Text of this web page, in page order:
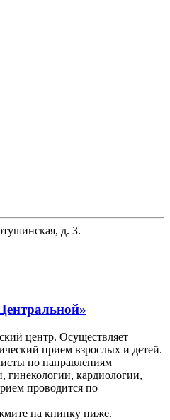
д. 3.
центр. Осуществляет
прием взрослых и детей.
по направлениям
гинекологии, кардиологии,
проводится по
на книпку ниже.